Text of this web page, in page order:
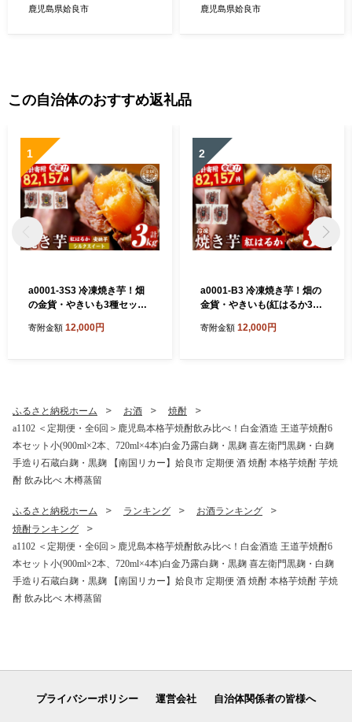
焼酎 紙パック セット
鹿児島県姶良市
酎 紙パック セット
鹿児島県姶良市
この自治体のおすすめ返礼品
1
a0001-3S3 冷凍焼き芋！畑
の金貨・やきいも3種セット
シルクスイート1kg)【甘いも
寄附金額 12,000円
2
a0001-B3 冷凍焼き芋！畑の
金貨・やきいも(紅はるか3k
焼き芋 訳あり 冷凍 焼芋 やき
寄附金額 12,000円
ふるさと納税ホーム お酒
焼酎
a1102 ＜定期便・全6回＞鹿児島本格芋焼酎飲み比べ！白金酒造 王道芋焼酎6
本セット小(900ml×2本、720ml×4本)白金乃露白麹・黒麹 喜左衛門黒麹・白麹
手造り石蔵白麹・黒麹 【南国リカー】姶良市 定期便 酒 焼酎 本格芋焼酎 芋焼
酎 飲み比べ 木樽蒸留
ふるさと納税ホーム ランキング
お酒ランキング
焼酎ランキング
a1102 ＜定期便・全6回＞鹿児島本格芋焼酎飲み比べ！白金酒造 王道芋焼酎6
本セット小(900ml×2本、720ml×4本)白金乃露白麹・黒麹 喜左衛門黒麹・白麹
手造り石蔵白麹・黒麹 【南国リカー】姶良市 定期便 酒 焼酎 本格芋焼酎 芋焼
酎 飲み比べ 木樽蒸留
プライバシーポリシー 運営会社 自治体関係者の皆様へ